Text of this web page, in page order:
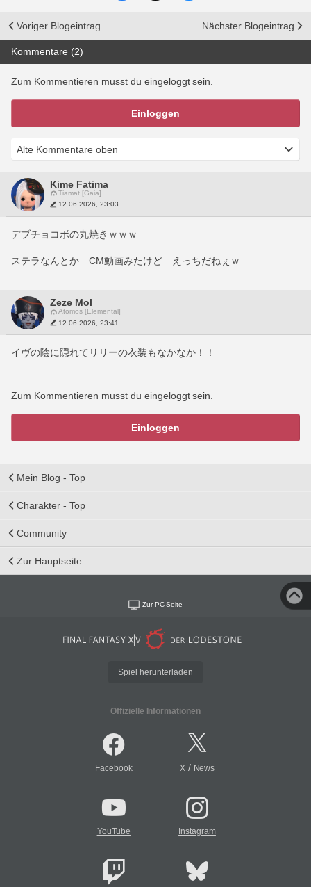
Voriger Blogeintrag Nächster Blogeintrag
Kommentare (2)
Zum Kommentieren musst du eingeloggt sein.
Einloggen
Kime Fatima
Tiamat [Gaia]
12.06.2026, 23:03
デブチョコボの丸焼きｗｗｗ
ステラなんとか　CM動画みたけど　えっちだねぇｗ
Zeze Mol
Atomos [Elemental]
12.06.2026, 23:41
イヴの陰に隠れてリリーの衣装もなかなか！！
Zum Kommentieren musst du eingeloggt sein.
Einloggen
Mein Blog - Top
Charakter - Top
Community
Zur Hauptseite
Zur PC-Seite
Spiel herunterladen
Offizielle Informationen
Facebook X/ News
YouTube Instagram